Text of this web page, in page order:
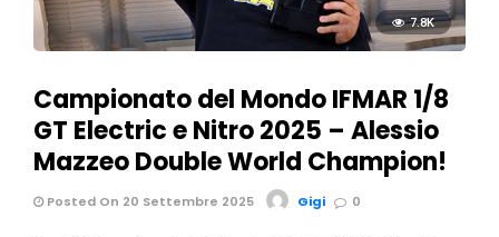
7.8K
Campionato del Mondo IFMAR 1/8
GT Electric e Nitro 2025 – Alessio
Mazzeo Double World Champion!
Posted On 20 Settembre 2025 Gigi 0